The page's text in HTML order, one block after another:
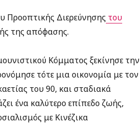
Προοπτικής Διερεύνησης του
της απόφασης.
Κόμματος ξεκίνησε την
τότε μια οικονομία με τον
του 90, και σταδιακά
ένα καλύτερο επίπεδο ζωής,
με Κινέζικα